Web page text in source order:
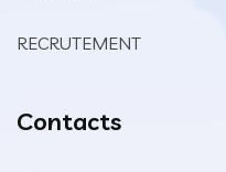
RECRUTEMENT
Contacts